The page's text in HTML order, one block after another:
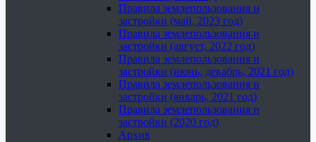
Правила землепользования и
застройки (май, 2023 год)
Правила землепользования и
застройки (август, 2022 год)
Правила землепользования и
застройки (июнь, декабрь, 2021 год)
Правила землепользования и
застройки (январь, 2021 год)
Правила землепользования и
застройки (2020 год)
Архив